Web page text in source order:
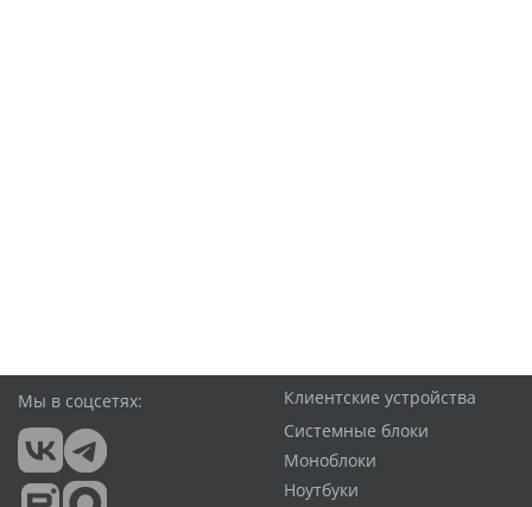
Мы в соцсетях:
Клиентские устройства
Системные блоки
Моноблоки
Ноутбуки